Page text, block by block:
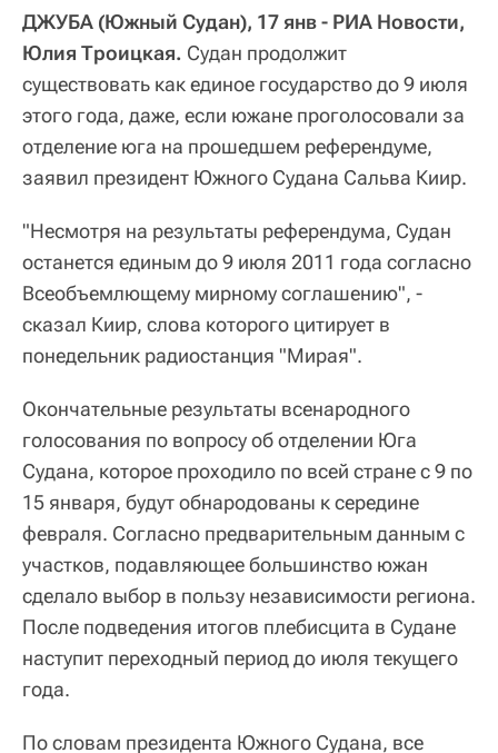
ДЖУБА (Южный Судан), 17 янв - РИА Новости,
Юлия Троицкая. Судан продолжит
существовать как единое государство до 9 июля
этого года, даже, если южане проголосовали за
отделение юга на прошедшем референдуме,
заявил президент Южного Судана Сальва Киир.
"Несмотря на результаты референдума, Судан
останется единым до 9 июля 2011 года согласно
Всеобъемлющему мирному соглашению", -
сказал Киир, слова которого цитирует в
понедельник радиостанция "Мирая".
Окончательные результаты всенародного
голосования по вопросу об отделении Юга
Судана, которое проходило по всей стране с 9 по
15 января, будут обнародованы к середине
февраля. Согласно предварительным данным с
участков, подавляющее большинство южан
сделало выбор в пользу независимости региона.
После подведения итогов плебисцита в Судане
наступит переходный период до июля текущего
года.
По словам президента Южного Судана, все